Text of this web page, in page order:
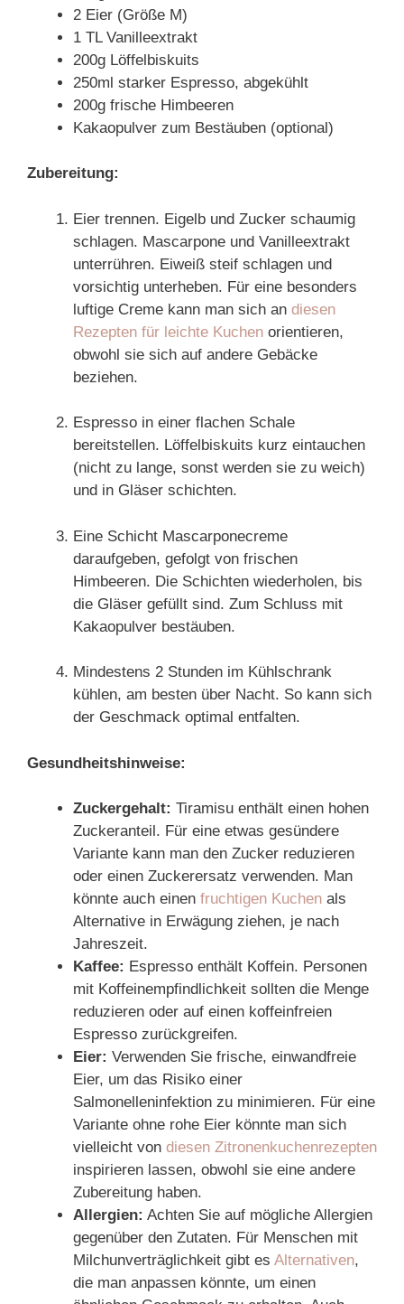
2 Eier (Größe M)
1 TL Vanilleextrakt
200g Löffelbiskuits
250ml starker Espresso, abgekühlt
200g frische Himbeeren
Kakaopulver zum Bestäuben (optional)
Zubereitung:
Eier trennen. Eigelb und Zucker schaumig
schlagen. Mascarpone und Vanilleextrakt
unterrühren. Eiweiß steif schlagen und
vorsichtig unterheben. Für eine besonders
luftige Creme kann man sich an diesen
Rezepten für leichte Kuchen orientieren,
obwohl sie sich auf andere Gebäcke
beziehen.
Espresso in einer flachen Schale
bereitstellen. Löffelbiskuits kurz eintauchen
(nicht zu lange, sonst werden sie zu weich)
und in Gläser schichten.
Eine Schicht Mascarponecreme
daraufgeben, gefolgt von frischen
Himbeeren. Die Schichten wiederholen, bis
die Gläser gefüllt sind. Zum Schluss mit
Kakaopulver bestäuben.
Mindestens 2 Stunden im Kühlschrank
kühlen, am besten über Nacht. So kann sich
der Geschmack optimal entfalten.
Gesundheitshinweise:
Zuckergehalt: Tiramisu enthält einen hohen
Zuckeranteil. Für eine etwas gesündere
Variante kann man den Zucker reduzieren
oder einen Zuckerersatz verwenden. Man
könnte auch einen fruchtigen Kuchen als
Alternative in Erwägung ziehen, je nach
Jahreszeit.
Kaffee: Espresso enthält Koffein. Personen
mit Koffeinempfindlichkeit sollten die Menge
reduzieren oder auf einen koffeinfreien
Espresso zurückgreifen.
Eier: Verwenden Sie frische, einwandfreie
Eier, um das Risiko einer
Salmonelleninfektion zu minimieren. Für eine
Variante ohne rohe Eier könnte man sich
vielleicht von diesen Zitronenkuchenrezepten
inspirieren lassen, obwohl sie eine andere
Zubereitung haben.
Allergien: Achten Sie auf mögliche Allergien
gegenüber den Zutaten. Für Menschen mit
Milchunverträglichkeit gibt es Alternativen,
die man anpassen könnte, um einen